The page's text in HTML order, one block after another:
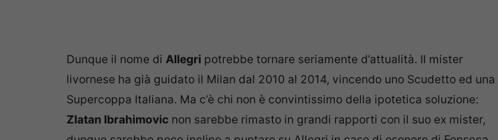
Dunque il nome di Allegri potrebbe tornare seriamente d’attualità. Il mister
livornese ha già guidato il Milan dal 2010 al 2014, vincendo uno Scudetto ed una
Supercoppa Italiana. Ma c’è chi non è convintissimo della ipotetica soluzione:
Zlatan Ibrahimovic non sarebbe rimasto in grandi rapporti con il suo ex mister,